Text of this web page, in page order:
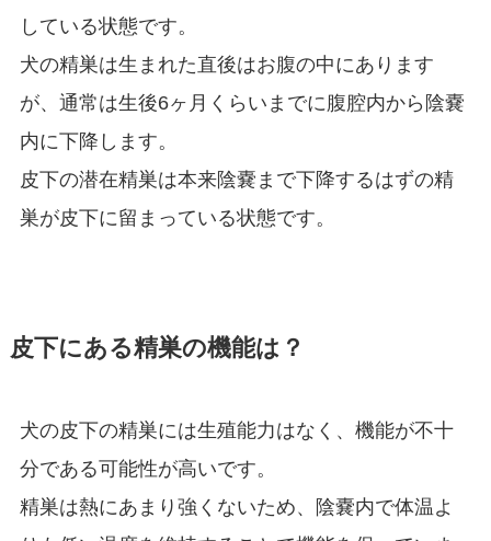
している状態です。
犬の精巣は生まれた直後はお腹の中にあります
が、通常は生後6ヶ月くらいまでに腹腔内から陰嚢
内に下降します。
皮下の潜在精巣は本来陰嚢まで下降するはずの精
巣が皮下に留まっている状態です。
皮下にある精巣の機能は？
犬の皮下の精巣には生殖能力はなく、機能が不十
分である可能性が高いです。
精巣は熱にあまり強くないため、陰嚢内で体温よ